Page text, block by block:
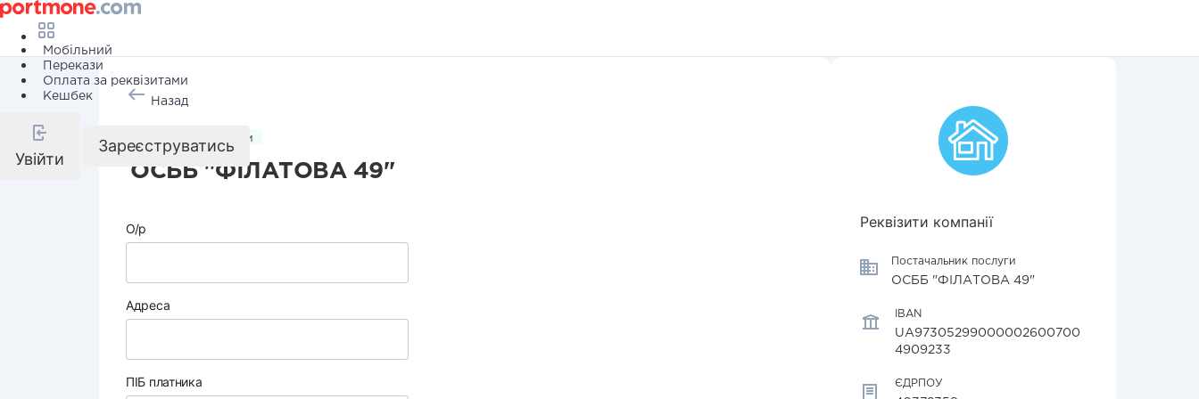
Мобільний
Перекази
Оплата за реквізитами
Кешбек
Увійти
Зареєструватись
Назад
Комунальні послуги
ОСББ "ФІЛАТОВА 49"
О/р
Адреса
ПІБ платника
Реквізити компанії
Постачальник послуги
ОСББ "ФІЛАТОВА 49"
IBAN
UA97305299000002600700
4909233
ЄДРПОУ